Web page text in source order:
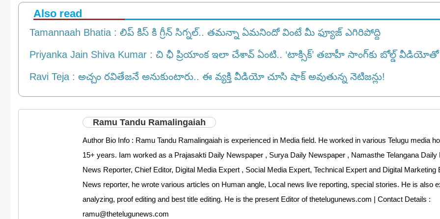
Also read
Tamannaah Bhatia : లిప్ కిస్ కి గ్రీన్ సిగ్నల్.. తమన్నా ఏమనిందో వింటే మీ ఫ్యూజ్ ఎగిరిపోద్ది
Priyanka Jain Shiva Kumar : చి ఛీ ప్రియాంక ఇలా చేశావ్ ఏంటి.. ‘టాక్సిక్’ తబాహీ సాంగ్‌కు బోల్డ్ వీడియోతో
Ravi Teja : అచ్చం రవితేజనే అనుకుంటారు.. ఈ వ్యక్తి వీడియో చూసి షాక్ అవుతున్న నెటిజన్లు!
Ramu Tandu Ramalingaiah
Author Bio Info : Ramu Tandu Ramalingaiah is experienced in Media field. He worked in various Telugu media
15+ years. Iam worked as a Prajasakti Daily Newspaper , Surya Daily Newspaper , Namasthe Telangana Daily
News Reporter, Chief Editor, Digital Media Expert , Social Media Expert, Technical Expert and Digital Marketing
News reporter, he wrote various articles on Human angle, Local news live reporting, special stories. He is also
analyzing, proof editing and best title editing. He is the present Editor of thetelugunews.com | Contact Details :
ramu@thetelugunews.com